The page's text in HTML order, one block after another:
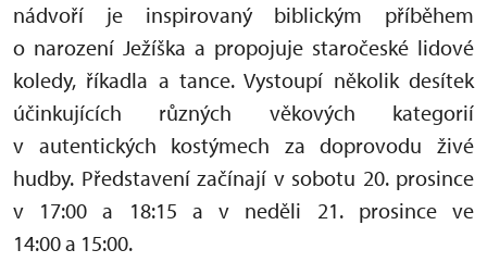
nádvoří je inspirovaný biblickým příběhem
o narození Ježíška a propojuje staročeské lidové
koledy, říkadla a tance. Vystoupí několik desítek
účinkujících různých věkových kategorií
v autentických kostýmech za doprovodu živé
hudby. Představení začínají v sobotu 20. prosince
v 17:00 a 18:15 a v neděli 21. prosince ve
14:00 a 15:00.